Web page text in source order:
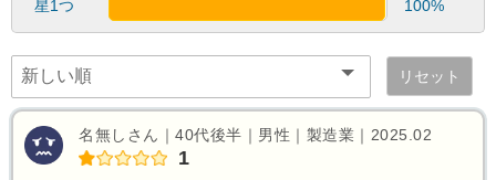
星1つ 100%
リセット
名無しさん｜40代後半｜男性｜製造業｜2025.02
1